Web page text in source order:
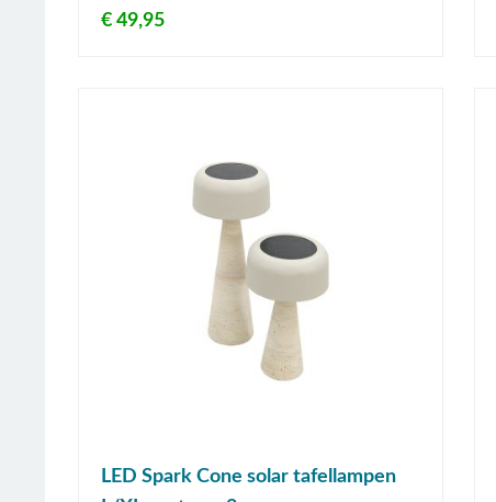
€ 49,95
LED Spark Cone solar tafellampen